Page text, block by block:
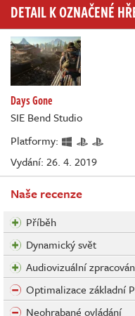
DETAIL K OZNAČENÉ
Days Gone
SIE Bend Studio
Platformy:
Vydání: 26. 4. 2019
Naše recenze
Příběh
Dynamický svět
Audiovizuální
Optimalizace základní
Neohrabané ovládání